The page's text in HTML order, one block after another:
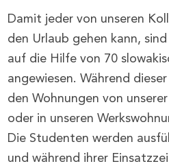
Damit jeder von unseren
den Urlaub gehen kann,
auf die Hilfe von 70
angewiesen. Während
den Wohnungen von
oder in unseren
Die Studenten werden
und während ihrer